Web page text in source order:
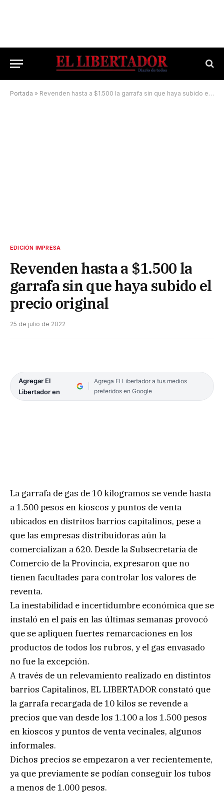
Portada » Revenden hasta a $1.500 la garrafa sin que haya subido el precio original
EDICIÓN IMPRESA
Revenden hasta a $1.500 la
garrafa sin que haya subido el
precio original
25 de julio de 2022
Agregar El
Libertador en
Agrega El Libertador a tus medios
preferidos en Google
La garrafa de gas de 10 kilogramos se vende hasta
a 1.500 pesos en kioscos y puntos de venta
ubicados en distritos barrios capitalinos, pese a
que las empresas distribuidoras aún la
comercializan a 620. Desde la Subsecretaría de
Comercio de la Provincia, expresaron que no
tienen facultades para controlar los valores de
reventa.
La inestabilidad e incertidumbre económica que se
instaló en el país en las últimas semanas provocó
que se apliquen fuertes remarcaciones en los
productos de todos los rubros, y el gas envasado
no fue la excepción.
A través de un relevamiento realizado en distintos
barrios Capitalinos, EL LIBERTADOR constató que
la garrafa recargada de 10 kilos se revende a
precios que van desde los 1.100 a los 1.500 pesos
en kioscos y puntos de venta vecinales, algunos
informales.
Dichos precios se empezaron a ver recientemente,
ya que previamente se podían conseguir los tubos
a menos de 1.000 pesos.